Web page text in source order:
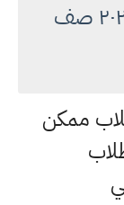
اسئلة الامتحان النهائي لعام ٢٠٢٢ صف
ممكن